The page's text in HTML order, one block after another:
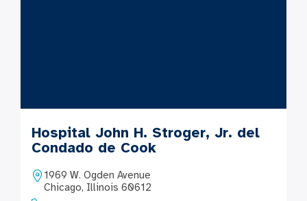
Hospital John H. Stroger, Jr. del
Condado de Cook
1969 W. Ogden Avenue
Chicago, Illinois 60612